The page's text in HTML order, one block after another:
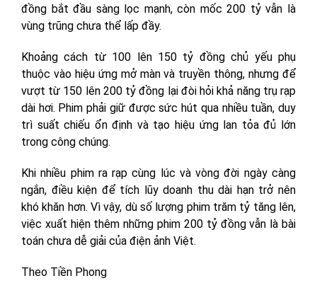
đồng bắt đầu sàng lọc mạnh, còn mốc 200 tỷ vẫn là
vùng trũng chưa thể lấp đầy.
Khoảng cách từ 100 lên 150 tỷ đồng chủ yếu phụ
thuộc vào hiệu ứng mở màn và truyền thông, nhưng để
vượt từ 150 lên 200 tỷ đồng lại đòi hỏi khả năng trụ rạp
dài hơi. Phim phải giữ được sức hút qua nhiều tuần, duy
trì suất chiếu ổn định và tạo hiệu ứng lan tỏa đủ lớn
trong công chúng.
Khi nhiều phim ra rạp cùng lúc và vòng đời ngày càng
ngắn, điều kiện để tích lũy doanh thu dài hạn trở nên
khó khăn hơn. Vì vậy, dù số lượng phim trăm tỷ tăng lên,
việc xuất hiện thêm những phim 200 tỷ đồng vẫn là bài
toán chưa dễ giải của điện ảnh Việt.
Theo Tiền Phong